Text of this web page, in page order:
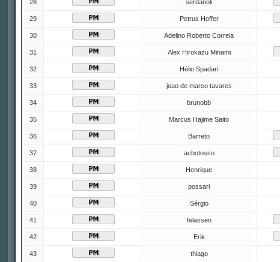
28 serdanoli
29 Petrus Hoffer
30 Adelino Roberto Correia
31 Alex Hirokazu Minami
32 Hélio Spadari
33 joao de marco tavares
34 brunobb
35 Marcus Hajime Saito
36 Barreto
37 acbotosso
38 Henrique
39 possari
40 Sérgio
41 felassen
42 Erik
43 thiago